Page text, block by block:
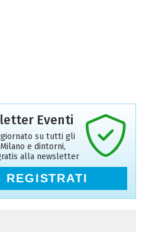
Eventi
su tutti gli
e dintorni,
alla newsletter
REGISTRATI